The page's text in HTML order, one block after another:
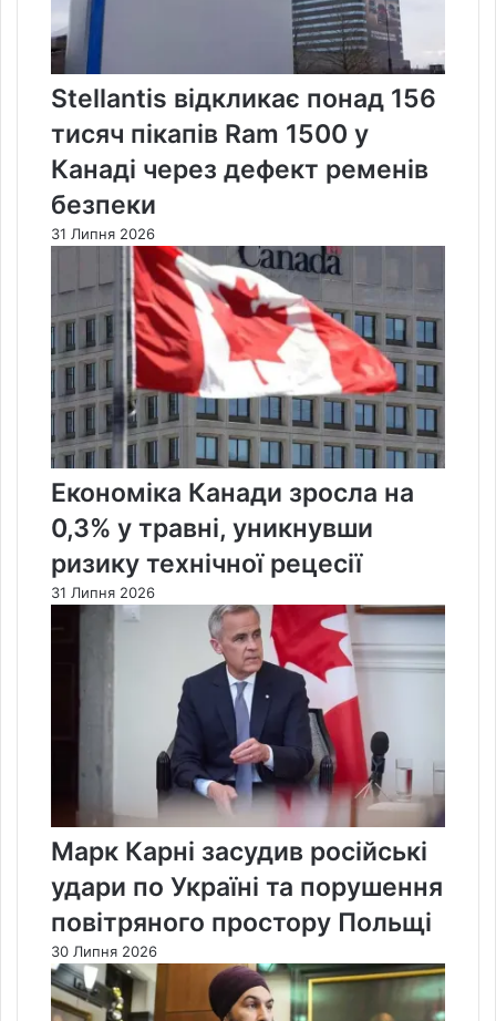
Stellantis відкликає понад 156
тисяч пікапів Ram 1500 у
Канаді через дефект ременів
безпеки
31 Липня 2026
Економіка Канади зросла на
0,3% у травні, уникнувши
ризику технічної рецесії
31 Липня 2026
Марк Карні засудив російські
удари по Україні та порушення
повітряного простору Польщі
30 Липня 2026